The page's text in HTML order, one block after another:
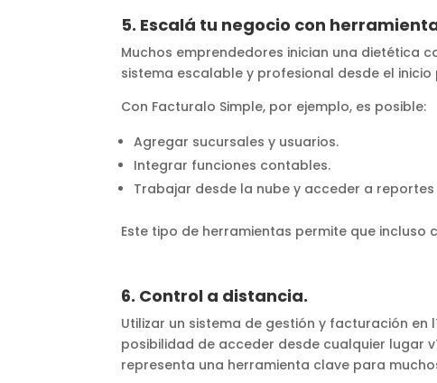
5. Escalá tu negocio con
Muchos emprendedores inician una dietética
sistema escalable y profesional desde el
Con Facturalo Simple, por ejemplo, es posible:
Agregar sucursales y usuarios.
Integrar funciones contables.
Trabajar desde la nube y acceder a
Este tipo de herramientas permite que
6. Control a distancia.
Utilizar un sistema de gestión y facturación
posibilidad de acceder desde cualquier lugar
representa una herramienta clave para